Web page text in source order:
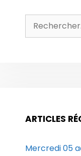
Rechercher :
ARTICLES
Mercredi 05